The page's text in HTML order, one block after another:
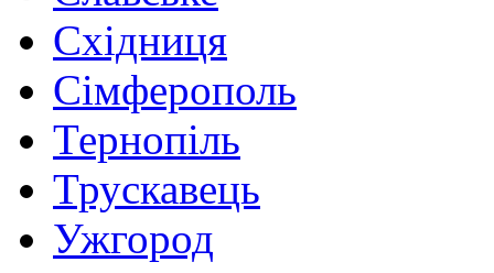
Східниця
Сімферополь
Тернопіль
Трускавець
Ужгород